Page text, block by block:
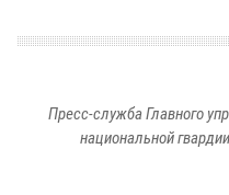
Пресс-служба Главного
национальной